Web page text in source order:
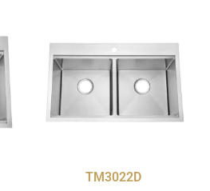
TM3022D